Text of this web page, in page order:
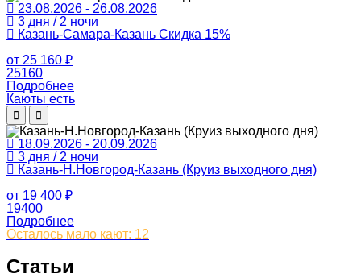
23.08.2026 - 26.08.2026
3 дня / 2 ночи
Казань-Самара-Казань Скидка 15%
от 25 160 ₽
25160
Подробнее
Каюты есть
18.09.2026 - 20.09.2026
3 дня / 2 ночи
Казань-Н.Новгород-Казань (Круиз выходного дня)
от 19 400 ₽
19400
Подробнее
Осталось мало кают: 12
Статьи